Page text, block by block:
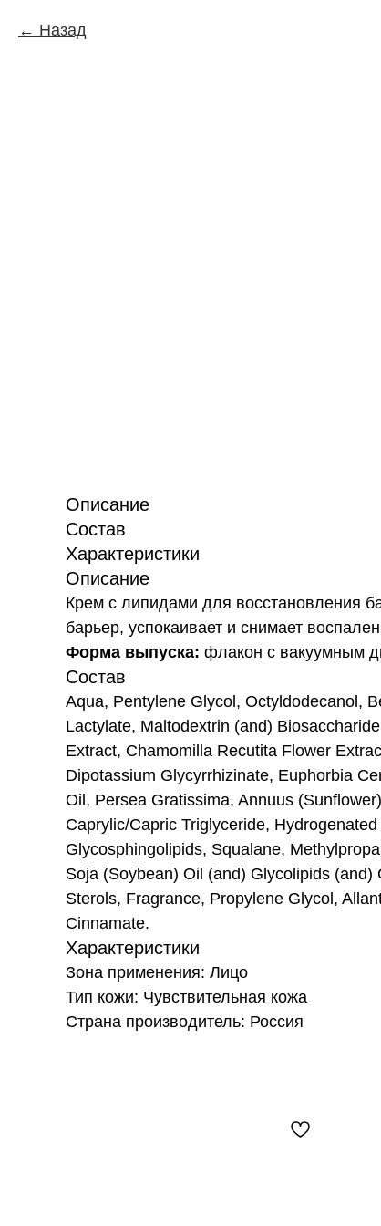
Назад
Описание
Состав
Характеристики
Описание
Крем с липидами для восстановления
барьер, успокаивает и снимает
Форма выпуска: флакон с вакуумным
Состав
Aqua, Pentylene Glycol, Octyldodecanol,
Lactylate, Maltodextrin (and)
Extract, Chamomilla Recutita Flower
Dipotassium Glycyrrhizinate, Euphorbia
Oil, Persea Gratissima, Annuus
Caprylic/Capric Triglyceride,
Glycosphingolipids, Squalane,
Soja (Soybean) Oil (and) Glycolipids (and)
Sterols, Fragrance, Propylene Glycol,
Cinnamate.
Характеристики
Зона применения: Лицо
Тип кожи: Чувствительная кожа
Страна производитель: Россия